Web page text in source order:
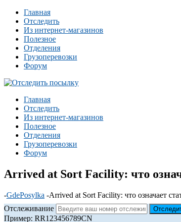
Главная
Отследить
Из интернет-магазинов
Полезное
Отделения
Грузоперевозки
Форум
Главная
Отследить
Из интернет-магазинов
Полезное
Отделения
Грузоперевозки
Форум
Arrived at Sort Facility: что
-GdePosylka -Arrived at Sort Facility: что означает
Отслеживание
Пример: RR123456789CN